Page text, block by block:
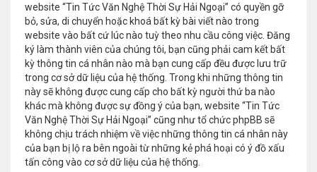
website “Tin Tức Văn Nghệ Thời Sự Hải Ngoại” có quyền gỡ
bỏ, sửa, di chuyển hoặc khoá bất kỳ bài viết nào trong
website vào bất cứ lúc nào tuỳ theo nhu cầu công việc. Đăng
ký làm thành viên của chúng tôi, bạn cũng phải cam kết bất
kỳ thông tin cá nhân nào mà bạn cung cấp đều được lưu trữ
trong cơ sở dữ liệu của hệ thống. Trong khi những thông tin
này sẽ không được cung cấp cho bất kỳ người thứ ba nào
khác mà không được sự đồng ý của bạn, website “Tin Tức
Văn Nghệ Thời Sự Hải Ngoại” cũng như tổ chức phpBB sẽ
không chịu trách nhiệm về việc những thông tin cá nhân này
của bạn bị lộ ra bên ngoài từ những kẻ phá hoại có ý đồ xấu
tấn công vào cơ sở dữ liệu của hệ thống.